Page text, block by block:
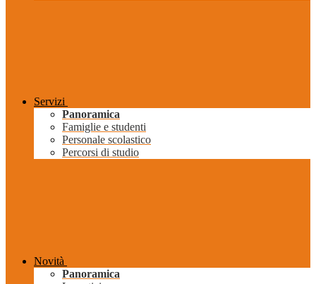
Servizi
Panoramica
Famiglie e studenti
Personale scolastico
Percorsi di studio
Novità
Panoramica